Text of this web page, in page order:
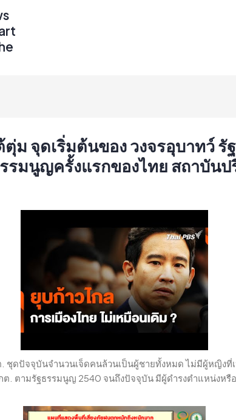
ม จุดเริ่มต้นของ วงจรอุบาทว์ รั
รมนูญครั้งแรกของไทย สถาบัน
ชุดปัจจุบันจำนวนเจ็ดคนล้วนเป็นผู้ชายทั้งหมด ไม่มีผู้หญิงที่
. ตามรัฐธรรมนูญ 2540 จนถึงปัจจุบัน มีผู้ดำรงตำแหน่งหรื